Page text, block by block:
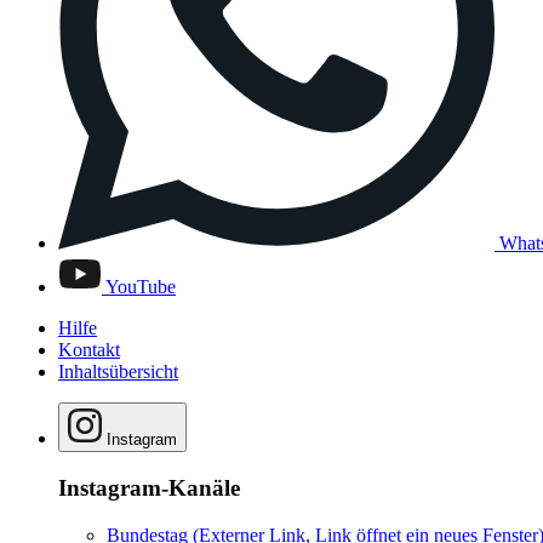
YouTube
Hilfe
Kontakt
Inhaltsübersicht
Instagram
Instagram-Kanäle
Bundestag (Externer Link, Link öffnet ein neues Fenster)